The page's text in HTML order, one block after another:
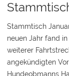
Stammtisch
neuen Jahr fand
weiterer
angekündigten
Hundeobmanns